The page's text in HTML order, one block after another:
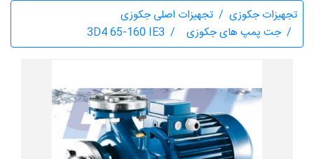
تجهیزات جکوزی
تجهیزات اصلی جکوزی
جت پمپ های جکوزی
3D4 65-160 IE3